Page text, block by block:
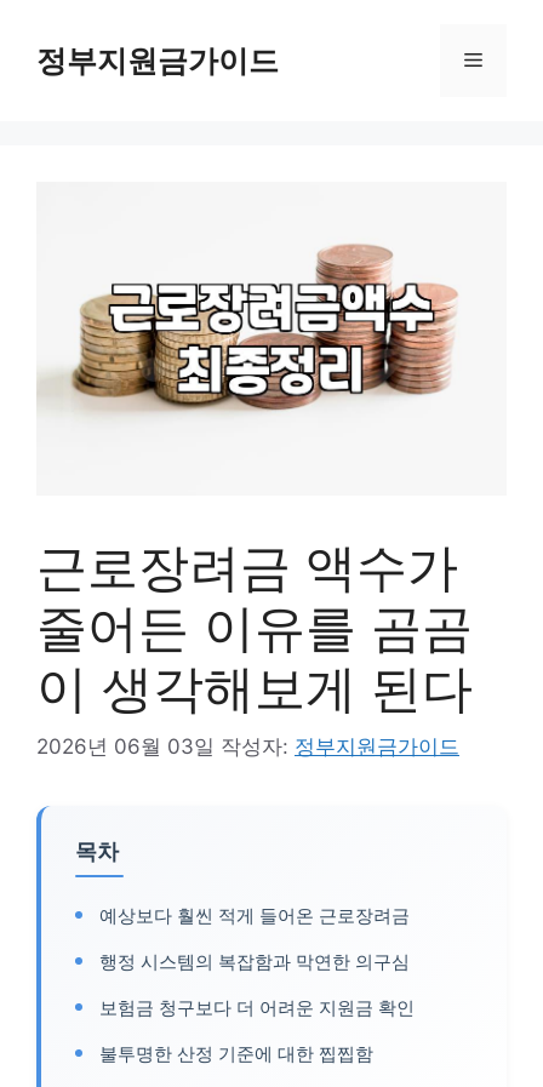
정부지원금가이드 메
근로장려금 액수가
줄어든 이유를 곰곰
이 생각해보게 된다
2026년 06월 03일 작성자: 정부지원금가이드
목차
예상보다 훨씬 적게 들어온 근로장려금
행정 시스템의 복잡함과 막연한 의구심
보험금 청구보다 더 어려운 지원금 확인
불투명한 산정 기준에 대한 찝찝함